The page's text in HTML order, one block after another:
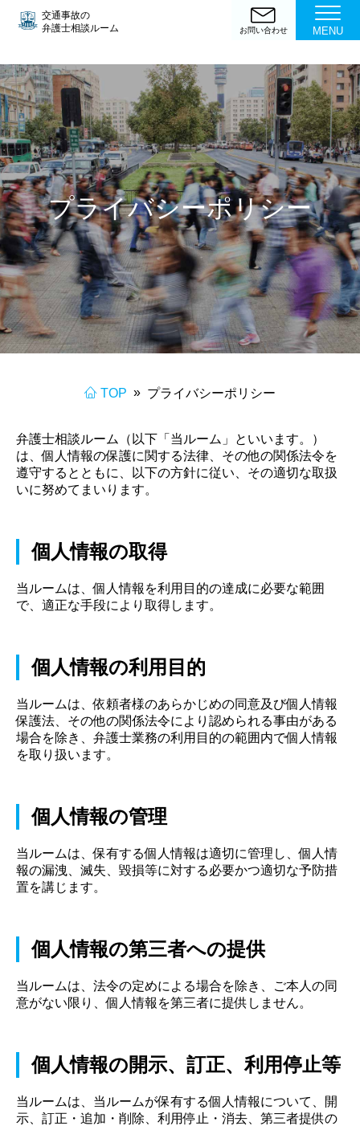
交通事故の
弁護士相談ルーム
お問い合わせ MENU
プライバシーポリシー
TOP » プライバシーポリシー
弁護士相談ルーム（以下「当ルーム」といいます。）
は、個人情報の保護に関する法律、その他の関係法令を
遵守するとともに、以下の方針に従い、その適切な取扱
いに努めてまいります。
個人情報の取得
当ルームは、個人情報を利用目的の達成に必要な範囲
で、適正な手段により取得します。
個人情報の利用目的
当ルームは、依頼者様のあらかじめの同意及び個人情報
保護法、その他の関係法令により認められる事由がある
場合を除き、弁護士業務の利用目的の範囲内で個人情報
を取り扱います。
個人情報の管理
当ルームは、保有する個人情報は適切に管理し、個人情
報の漏洩、滅失、毀損等に対する必要かつ適切な予防措
置を講じます。
個人情報の第三者への提供
当ルームは、法令の定めによる場合を除き、ご本人の同
意がない限り、個人情報を第三者に提供しません。
個人情報の開示、訂正、利用停止等
当ルームは、当ルームが保有する個人情報について、開
示、訂正・追加・削除、利用停止・消去、第三者提供の